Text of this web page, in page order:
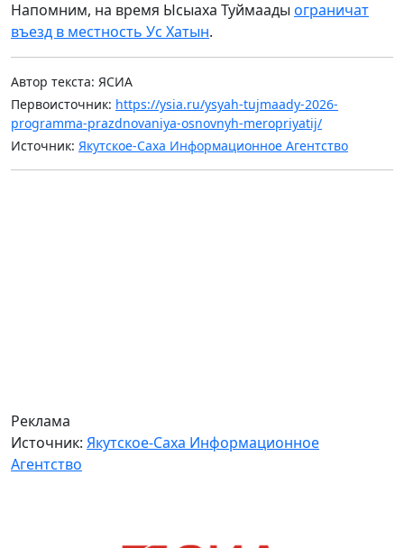
Напомним, на время Ысыаха Туймаады ограничат
въезд в местность Ус Хатын.
Автор текста: ЯСИА
Первоисточник: https://ysia.ru/ysyah-tujmaady-2026-
programma-prazdnovaniya-osnovnyh-meropriyatij/
Источник: Якутское-Саха Информационное Агентство
Реклама
Источник: Якутское-Саха Информационное
Агентство